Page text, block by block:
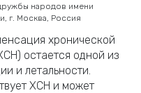
народов имени
г. Москва, Россия
хронической
остается одной из
и летальности.
ХСН и может